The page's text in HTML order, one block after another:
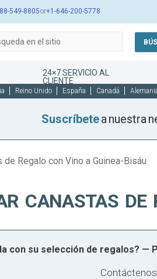
549-8805or+1-646-200-5778
24×7 SERVICIO AL
CLIENTE
Reino Unido España Canadá
Suscríbetea nuestra
de Regalo con Vino a Guinea-Bisáu
CANASTAS DE
con su selección de regalos? —
Contáctenos